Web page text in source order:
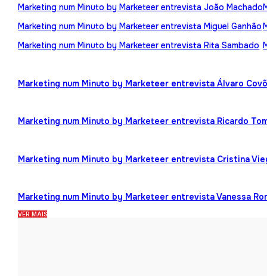
Marketing num Minuto by Marketeer entrevista João Machado
Marketing num Minuto by Marketeer entrevista Miguel Ganhão
Marketing num Minuto by Marketeer entrevista Rita Sambado
Marketing num Minuto by Marketeer entrevista Álvaro
Marketing num Minuto by Marketeer entrevista Ricardo
Marketing num Minuto by Marketeer entrevista Cristina
Marketing num Minuto by Marketeer entrevista Vanessa
VER MAIS